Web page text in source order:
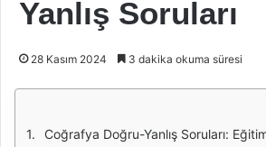
Yanlış Soruları
28 Kasım 2024 3 dakika okuma süresi
Coğrafya Doğru-Yanlış Soruları: